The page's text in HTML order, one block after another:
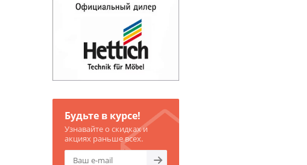
Будьте в курсе!
Узнавайте о скидках и
акциях раньше всех.